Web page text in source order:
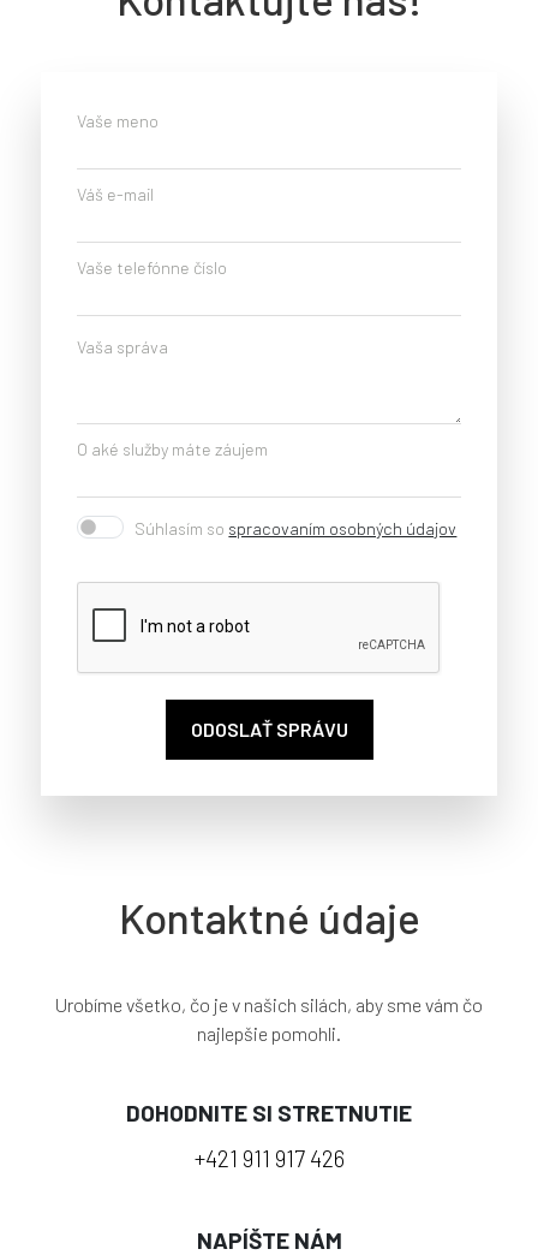
Vaše meno
Váš e-mail
Vaše telefónne číslo
Vaša správa
O aké služby máte záujem
Súhlasím so spracovaním osobných údajov
ODOSLAŤ SPRÁVU
Kontaktné údaje
Urobíme všetko, čo je v našich silách, aby sme vám čo
najlepšie pomohli.
DOHODNITE SI STRETNUTIE
+421 911 917 426
NAPÍŠTE NÁM